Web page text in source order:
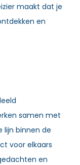
maakt dat je
en
samen met
lijn binnen de
voor elkaars
en